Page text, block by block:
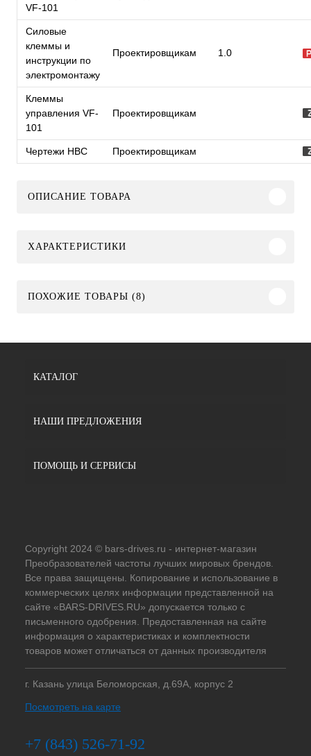
VF-101
Силовые
клеммы и
инструкции по
электромонтажу
Проектировщикам 1.0
Клеммы
управления VF-
101
Проектировщикам
Чертежи HBC Проектировщикам
ОПИСАНИЕ ТОВАРА
ХАРАКТЕРИСТИКИ
ПОХОЖИЕ ТОВАРЫ (8)
КАТАЛОГ
НАШИ ПРЕДЛОЖЕНИЯ
ПОМОЩЬ И СЕРВИСЫ
Copyright 2024 © bars-drives.ru - интернет-магазин
Преобразователей частоты лучших мировых брендов.
Все права защищены. Копирование и использование в
коммерческих целях информации представленной на
сайте «BARS-DRIVES.RU» допускается только с
письменного одобрения. Предоставленная на сайте
информация о характеристиках и комплектности
товаров может отличаться от данных производителя
г. Казань улица Беломорская, д.69А, корпус 2
Посмотреть на карте
+7 (843) 526-71-92